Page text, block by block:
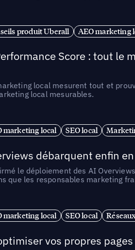
produit Uberall AEO marketing
Score : tout le
local mesurent tout et
local mesurables.
marketing local SEO local
débarquent enfin
le déploiement des AI
que les responsables marketing
marketing local SEO local
vos propres